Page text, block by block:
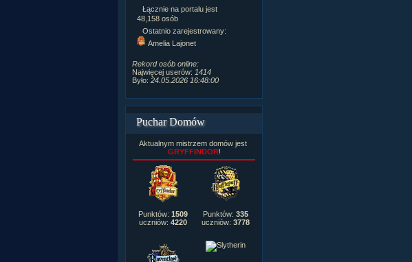
Łącznie na portalu jest
48,158 osób
Ostatnio zarejestrowany:
Amelia Lajonet
Rekord osób online:
Najwięcej userów: 1414
Było: 24.05.2026 16:48:00
Puchar Domów
Aktualnym mistrzem domów jest
GRYFFINDOR!
Punktów: 1509
uczniów: 4220
Punktów: 335
uczniów: 3778